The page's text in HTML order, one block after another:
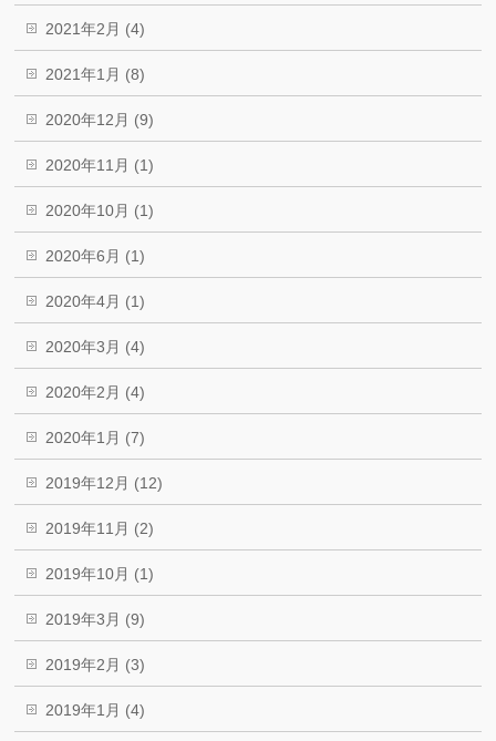
2021年2月 (4)
2021年1月 (8)
2020年12月 (9)
2020年11月 (1)
2020年10月 (1)
2020年6月 (1)
2020年4月 (1)
2020年3月 (4)
2020年2月 (4)
2020年1月 (7)
2019年12月 (12)
2019年11月 (2)
2019年10月 (1)
2019年3月 (9)
2019年2月 (3)
2019年1月 (4)